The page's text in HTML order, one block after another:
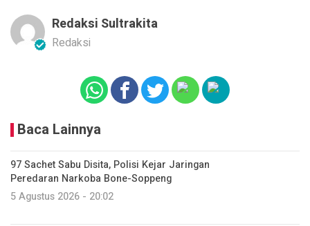
Redaksi Sultrakita
Redaksi
Baca Lainnya
97 Sachet Sabu Disita, Polisi Kejar Jaringan
Peredaran Narkoba Bone-Soppeng
5 Agustus 2026 - 20:02